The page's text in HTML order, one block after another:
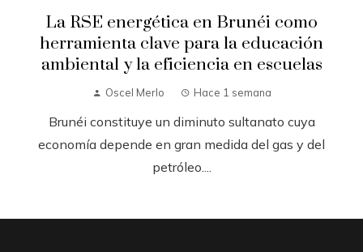
La RSE energética en Brunéi como
herramienta clave para la educación
ambiental y la eficiencia en escuelas
Oscel Merlo Hace 1 semana
Brunéi constituye un diminuto sultanato cuya
economía depende en gran medida del gas y del
petróleo....